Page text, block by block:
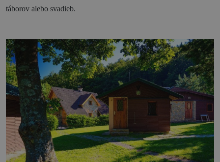
História a kultúra
Relax a wellness
Šport a aktívny oddych
Gastronómia
Ubytovanie
TOP zážitky
Zážitky na Strednom Slovensku
táborov alebo svadieb.